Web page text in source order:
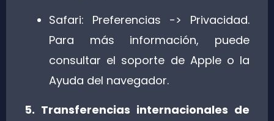
Safari: Preferencias -> Privacidad.
Para más información, puede
consultar el soporte de Apple o la
Ayuda del navegador.
5. Transferencias internacionales de